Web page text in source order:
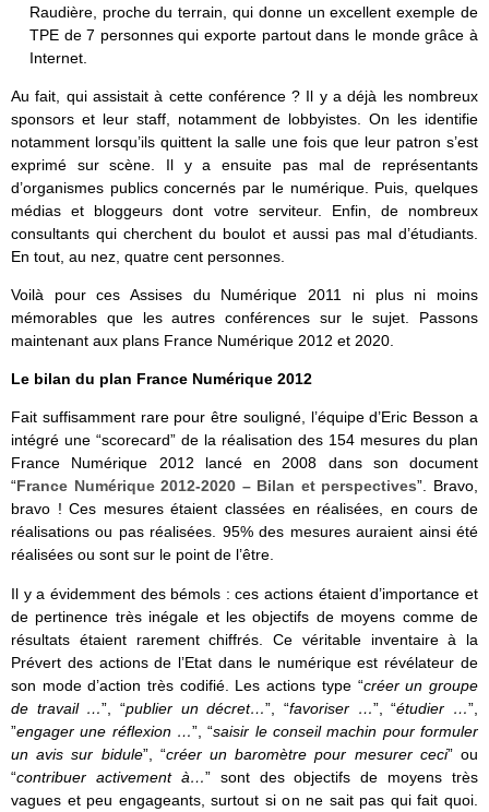
Raudière, proche du terrain, qui donne un excellent exemple de
TPE de 7 personnes qui exporte partout dans le monde grâce à
Internet.
Au fait, qui assistait à cette conférence ? Il y a déjà les nombreux
sponsors et leur staff, notamment de lobbyistes. On les identifie
notamment lorsqu’ils quittent la salle une fois que leur patron s’est
exprimé sur scène. Il y a ensuite pas mal de représentants
d’organismes publics concernés par le numérique. Puis, quelques
médias et bloggeurs dont votre serviteur. Enfin, de nombreux
consultants qui cherchent du boulot et aussi pas mal d’étudiants.
En tout, au nez, quatre cent personnes.
Voilà pour ces Assises du Numérique 2011 ni plus ni moins
mémorables que les autres conférences sur le sujet. Passons
maintenant aux plans France Numérique 2012 et 2020.
Le bilan du plan France Numérique 2012
Fait suffisamment rare pour être souligné, l’équipe d’Eric Besson a
intégré une “scorecard” de la réalisation des 154 mesures du plan
France Numérique 2012 lancé en 2008 dans son document
“France Numérique 2012-2020 – Bilan et perspectives”. Bravo,
bravo ! Ces mesures étaient classées en réalisées, en cours de
réalisations ou pas réalisées. 95% des mesures auraient ainsi été
réalisées ou sont sur le point de l’être.
Il y a évidemment des bémols : ces actions étaient d’importance et
de pertinence très inégale et les objectifs de moyens comme de
résultats étaient rarement chiffrés. Ce véritable inventaire à la
Prévert des actions de l’Etat dans le numérique est révélateur de
son mode d’action très codifié. Les actions type “créer un groupe
de travail …”, “publier un décret…”, “favoriser …”, “étudier …”,
”engager une réflexion …”, “saisir le conseil machin pour formuler
un avis sur bidule”, “créer un baromètre pour mesurer ceci” ou
“contribuer activement à…” sont des objectifs de moyens très
vagues et peu engageants, surtout si on ne sait pas qui fait quoi.